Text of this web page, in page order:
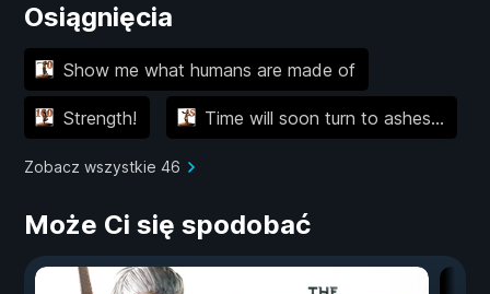
Osiągnięcia
Show me what humans are made of
Strength! Time will soon turn to ashes...
Zobacz wszystkie 46
Może Ci się spodobać